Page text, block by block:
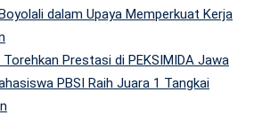
dalam Upaya Memperkuat Kerja
Torehkan Prestasi di PEKSIMIDA Jawa
PBSI Raih Juara 1 Tangkai